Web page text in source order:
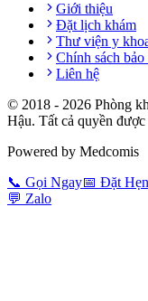
Giới thiệu
Đặt lịch khám
Thư viện y
Chính sách bảo
Liên hệ
© 2018 - 2026 Phòng
Hậu. Tất cả quyền
Powered by Medcomis
📞 Gọi Ngay📅 Đặt Hẹn
💬 Zalo